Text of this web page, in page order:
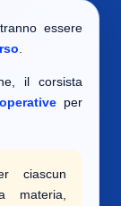
essere
il corsista
per
ciascun
materia,